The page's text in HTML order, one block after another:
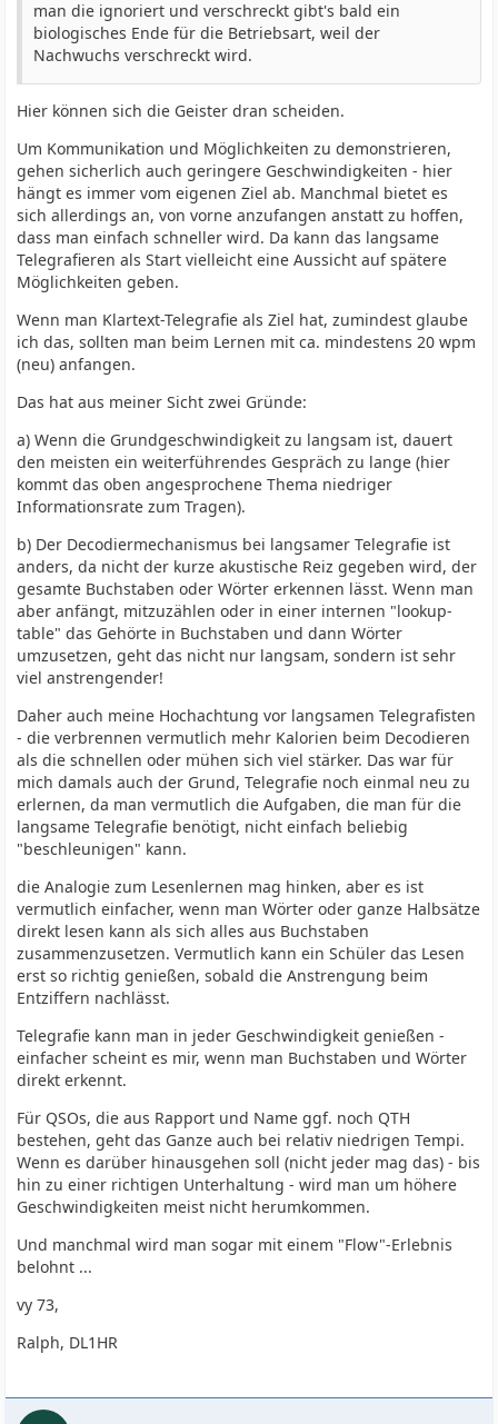
man die ignoriert und verschreckt gibt's bald ein
biologisches Ende für die Betriebsart, weil der
Nachwuchs verschreckt wird.
Hier können sich die Geister dran scheiden.
Um Kommunikation und Möglichkeiten zu demonstrieren,
gehen sicherlich auch geringere Geschwindigkeiten - hier
hängt es immer vom eigenen Ziel ab. Manchmal bietet es
sich allerdings an, von vorne anzufangen anstatt zu hoffen,
dass man einfach schneller wird. Da kann das langsame
Telegrafieren als Start vielleicht eine Aussicht auf spätere
Möglichkeiten geben.
Wenn man Klartext-Telegrafie als Ziel hat, zumindest glaube
ich das, sollten man beim Lernen mit ca. mindestens 20 wpm
(neu) anfangen.
Das hat aus meiner Sicht zwei Gründe:
a) Wenn die Grundgeschwindigkeit zu langsam ist, dauert
den meisten ein weiterführendes Gespräch zu lange (hier
kommt das oben angesprochene Thema niedriger
Informationsrate zum Tragen).
b) Der Decodiermechanismus bei langsamer Telegrafie ist
anders, da nicht der kurze akustische Reiz gegeben wird, der
gesamte Buchstaben oder Wörter erkennen lässt. Wenn man
aber anfängt, mitzuzählen oder in einer internen "lookup-
table" das Gehörte in Buchstaben und dann Wörter
umzusetzen, geht das nicht nur langsam, sondern ist sehr
viel anstrengender!
Daher auch meine Hochachtung vor langsamen Telegrafisten
- die verbrennen vermutlich mehr Kalorien beim Decodieren
als die schnellen oder mühen sich viel stärker. Das war für
mich damals auch der Grund, Telegrafie noch einmal neu zu
erlernen, da man vermutlich die Aufgaben, die man für die
langsame Telegrafie benötigt, nicht einfach beliebig
"beschleunigen" kann.
die Analogie zum Lesenlernen mag hinken, aber es ist
vermutlich einfacher, wenn man Wörter oder ganze Halbsätze
direkt lesen kann als sich alles aus Buchstaben
zusammenzusetzen. Vermutlich kann ein Schüler das Lesen
erst so richtig genießen, sobald die Anstrengung beim
Entziffern nachlässt.
Telegrafie kann man in jeder Geschwindigkeit genießen -
einfacher scheint es mir, wenn man Buchstaben und Wörter
direkt erkennt.
Für QSOs, die aus Rapport und Name ggf. noch QTH
bestehen, geht das Ganze auch bei relativ niedrigen Tempi.
Wenn es darüber hinausgehen soll (nicht jeder mag das) - bis
hin zu einer richtigen Unterhaltung - wird man um höhere
Geschwindigkeiten meist nicht herumkommen.
Und manchmal wird man sogar mit einem "Flow"-Erlebnis
belohnt ...
vy 73,
Ralph, DL1HR